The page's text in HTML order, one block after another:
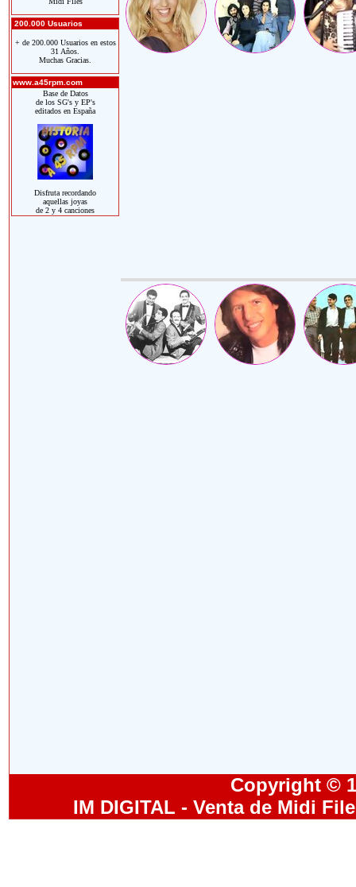
200.000 Usuarios
+ de 200.000 Usuarios en estos
31 Años.
Muchas Gracias.
www.a45rpm.com
Base de Datos
de los SG's y EP's
editados en España
Disfruta recordando
aquellas joyas
de 2 y 4 canciones
Copyright ©
IM DIGITAL - Venta de Midi